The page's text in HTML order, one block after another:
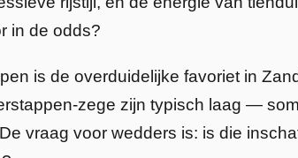
in de odds?
is de overduidelijke favoriet in
zege zijn typisch laag —
vraag voor wedders is: is die